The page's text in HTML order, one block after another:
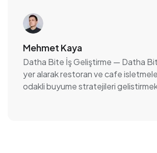
Mehmet Kaya
Datha Bite İş Geliştirme — Datha
yer alarak restoran ve cafe
odakli buyume stratejileri